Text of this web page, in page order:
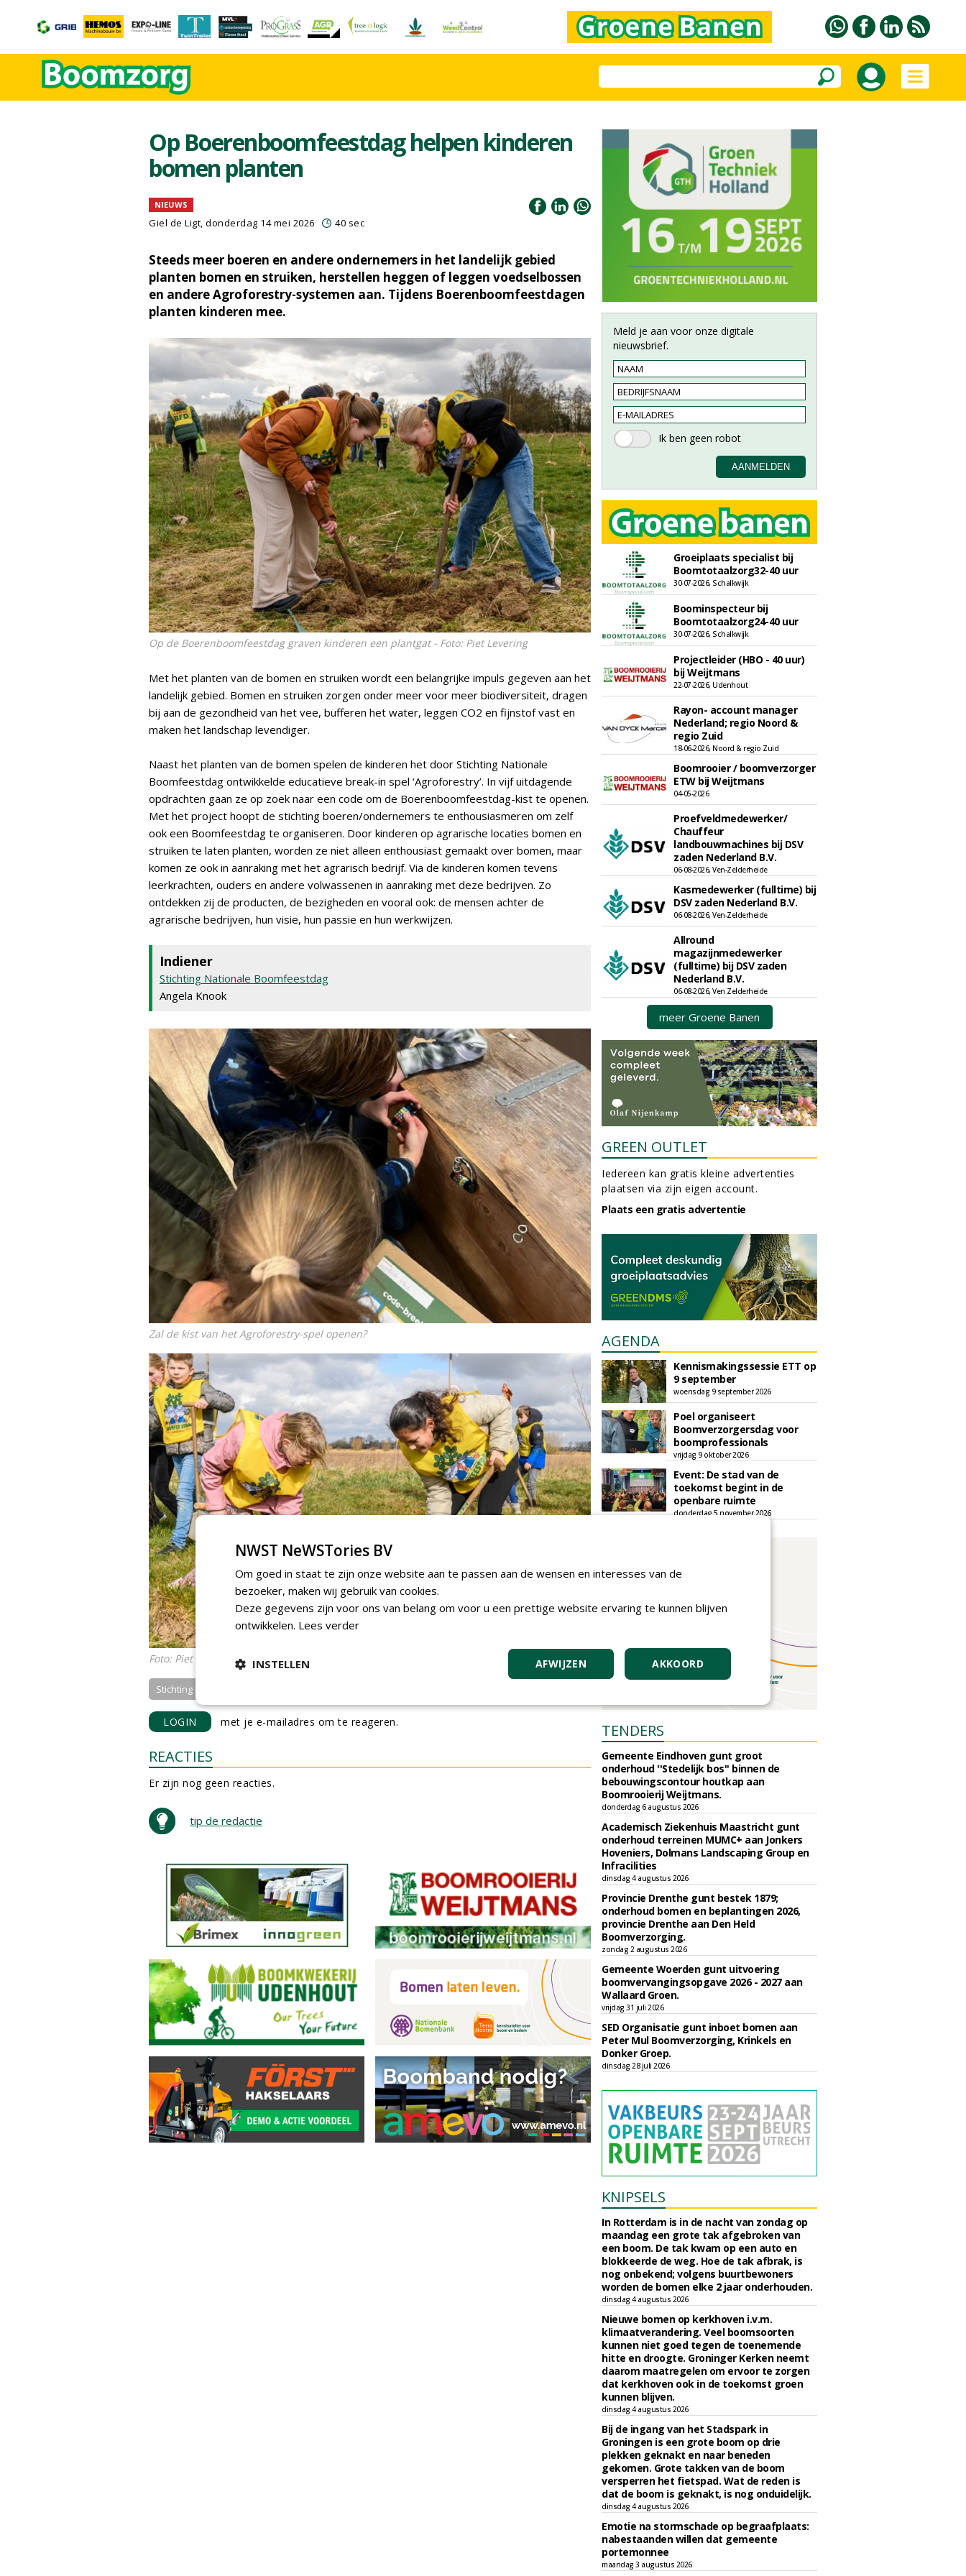
Op Boerenboomfeestdag helpen kinderen
bomen planten
NIEUWS
Giel de Ligt, donderdag 14 mei 2026 40 sec
Steeds meer boeren en andere ondernemers in het landelijk gebied
planten bomen en struiken, herstellen heggen of leggen voedselbossen
en andere Agroforestry-systemen aan. Tijdens Boerenboomfeestdagen
planten kinderen mee.
Op de Boerenboomfeestdag graven kinderen een plantgat - Foto: Piet Levering
Met het planten van de bomen en struiken wordt een belangrijke impuls gegeven aan het
landelijk gebied. Bomen en struiken zorgen onder meer voor meer biodiversiteit, dragen
bij aan de gezondheid van het vee, bufferen het water, leggen CO2 en fijnstof vast en
maken het landschap levendiger.
Naast het planten van de bomen spelen de kinderen het door Stichting Nationale
Boomfeestdag ontwikkelde educatieve break-in spel ‘Agroforestry’. In vijf uitdagende
opdrachten gaan ze op zoek naar een code om de Boerenboomfeestdag-kist te openen.
Met het project hoopt de stichting boeren/ondernemers te enthousiasmeren om zelf
ook een Boomfeestdag te organiseren. Door kinderen op agrarische locaties bomen en
struiken te laten planten, worden ze niet alleen enthousiast gemaakt over bomen, maar
komen ze ook in aanraking met het agrarisch bedrijf. Via de kinderen komen tevens
leerkrachten, ouders en andere volwassenen in aanraking met deze bedrijven. Zo
ontdekken zij de producten, de bezigheden en vooral ook: de mensen achter de
agrarische bedrijven, hun visie, hun passie en hun werkwijzen.
Indiener
Stichting Nationale Boomfeestdag
Angela Knook
Zal de kist van het Agroforestry-spel openen?
Foto: Piet Levering_ plantende kinderen op Biesterhof
Stichting Nationale Boomf...
LOGIN met je e-mailadres om te reageren.
REACTIES
Er zijn nog geen reacties.
tip de redactie
Meld je aan voor onze digitale
nieuwsbrief.
Groeiplaats specialist bij
Boomtotaalzorg32-40 uur
30-07-2026, Schalkwijk
Boominspecteur bij
Boomtotaalzorg24-40 uur
30-07-2026, Schalkwijk
Projectleider (HBO - 40 uur)
bij Weijtmans
22-07-2026, Udenhout
Rayon- account manager
Nederland; regio Noord &
regio Zuid
18-06-2026, Noord & regio Zuid
Boomrooier / boomverzorger
ETW bij Weijtmans
04-05-2026
Proefveldmedewerker/
Chauffeur
landbouwmachines bij DSV
zaden Nederland B.V.
06-08-2026, Ven-Zelderheide
Kasmedewerker (fulltime) bij
DSV zaden Nederland B.V.
06-08-2026, Ven-Zelderheide
Allround
magazijnmedewerker
(fulltime) bij DSV zaden
Nederland B.V.
06-08-2026, Ven Zelderheide
meer Groene Banen
GREEN OUTLET
Iedereen kan gratis kleine advertenties
plaatsen via zijn eigen account.
Plaats een gratis advertentie
AGENDA
Kennismakingssessie ETT op
9 september
woensdag 9 september 2026
Poel organiseert
Boomverzorgersdag voor
boomprofessionals
vrijdag 9 oktober 2026
Event: De stad van de
toekomst begint in de
openbare ruimte
donderdag 5 november 2026
TENDERS
Gemeente Eindhoven gunt groot
onderhoud ''Stedelijk bos'' binnen de
bebouwingscontour houtkap aan
Boomrooierij Weijtmans.
donderdag 6 augustus 2026
Academisch Ziekenhuis Maastricht gunt
onderhoud terreinen MUMC+ aan Jonkers
Hoveniers, Dolmans Landscaping Group en
Infracilities
dinsdag 4 augustus 2026
Provincie Drenthe gunt bestek 1879;
onderhoud bomen en beplantingen 2026,
provincie Drenthe aan Den Held
Boomverzorging.
zondag 2 augustus 2026
Gemeente Woerden gunt uitvoering
boomvervangingsopgave 2026 - 2027 aan
Wallaard Groen.
vrijdag 31 juli 2026
SED Organisatie gunt inboet bomen aan
Peter Mul Boomverzorging, Krinkels en
Donker Groep.
dinsdag 28 juli 2026
KNIPSELS
In Rotterdam is in de nacht van zondag op
maandag een grote tak afgebroken van
een boom. De tak kwam op een auto en
blokkeerde de weg. Hoe de tak afbrak, is
nog onbekend; volgens buurtbewoners
worden de bomen elke 2 jaar onderhouden.
dinsdag 4 augustus 2026
Nieuwe bomen op kerkhoven i.v.m.
klimaatverandering. Veel boomsoorten
kunnen niet goed tegen de toenemende
hitte en droogte. Groninger Kerken neemt
daarom maatregelen om ervoor te zorgen
dat kerkhoven ook in de toekomst groen
kunnen blijven.
dinsdag 4 augustus 2026
Bij de ingang van het Stadspark in
Groningen is een grote boom op drie
plekken geknakt en naar beneden
gekomen. Grote takken van de boom
versperren het fietspad. Wat de reden is
dat de boom is geknakt, is nog onduidelijk.
dinsdag 4 augustus 2026
Emotie na stormschade op begraafplaats:
nabestaanden willen dat gemeente
portemonnee
maandag 3 augustus 2026
NWST NeWSTories BV
Om goed in staat te zijn onze website aan te passen aan de wensen en interesses van de
bezoeker, maken wij gebruik van cookies.
Deze gegevens zijn voor ons van belang om voor u een prettige website ervaring te kunnen blijven
ontwikkelen. Lees verder
AKKOORD
AFWIJZEN
INSTELLEN